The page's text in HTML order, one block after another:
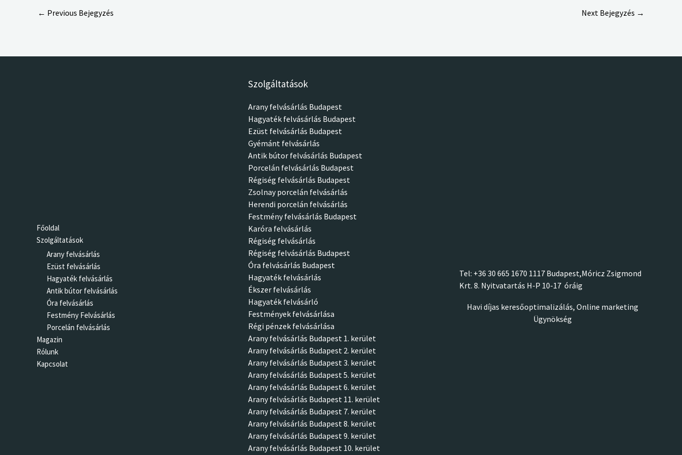
← Previous Bejegyzés Next Bejegyzés →
Főoldal
Szolgáltatások
Arany felvásárlás
Ezüst felvásárlás
Hagyaték felvásárlás
Antik bútor felvásárlás
Óra felvásárlás
Festmény Felvásárlás
Porcelán felvásárlás
Magazin
Rólunk
Kapcsolat
Szolgáltatások
Arany felvásárlás Budapest
Hagyaték felvásárlás Budapest
Ezüst felvásárlás Budapest
Gyémánt felvásárlás
Antik bútor felvásárlás Budapest
Porcelán felvásárlás Budapest
Régiség felvásárlás Budapest
Zsolnay porcelán felvásárlás
Herendi porcelán felvásárlás
Festmény felvásárlás Budapest
Karóra felvásárlás
Régiség felvásárlás
Régiség felvásárlás Budapest
Óra felvásárlás Budapest
Hagyaték felvásárlás
Ékszer felvásárlás
Hagyaték felvásárló
Festmények felvásárlása
Régi pénzek felvásárlása
Arany felvásárlás Budapest 1. kerület
Arany felvásárlás Budapest 2. kerület
Arany felvásárlás Budapest 3. kerület
Arany felvásárlás Budapest 5. kerület
Arany felvásárlás Budapest 6. kerület
Arany felvásárlás Budapest 11. kerület
Arany felvásárlás Budapest 7. kerület
Arany felvásárlás Budapest 8. kerület
Arany felvásárlás Budapest 9. kerület
Arany felvásárlás Budapest 10. kerület
Tel: +36 30 665 1670 1117 Budapest,Móricz Zsigmond
Krt. 8. Nyitvatartás H-P 10-17 óráig
Havi díjas keresőoptimalizálás, Online marketing
Ügynökség